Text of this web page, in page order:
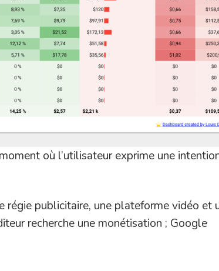
où l’utilisateur exprime une
régie publicitaire, une plateforme vidéo et
recherche une monétisation ; Google